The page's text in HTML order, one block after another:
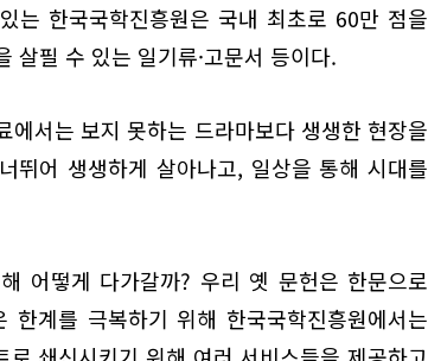
는 한국국학진흥원은 국내 최초로 60만 점을
살필 수 있는 일기류·고문서 등이다.
서는 보지 못하는 드라마보다 생생한 현장을
뛰어 생생하게 살아나고, 일상을 통해 시대를
어떻게 다가갈까? 우리 옛 문헌은 한문으로
계를 극복하기 위해 한국국학진흥원에서는